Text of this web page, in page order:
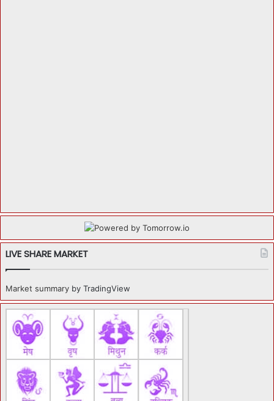
LIVE SHARE MARKET
Market summary by TradingView